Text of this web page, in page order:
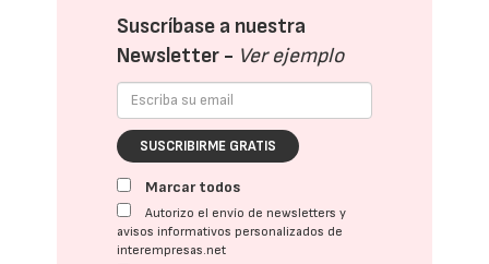
Suscríbase a nuestra
Newsletter - Ver ejemplo
SUSCRIBIRME GRATIS
Marcar todos
Autorizo el envío de newsletters y
avisos informativos personalizados de
interempresas.net